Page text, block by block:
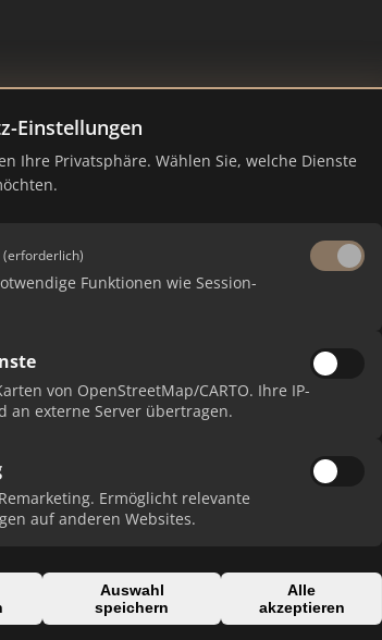
Einstellungen
Ihre Privatsphäre. Wählen Sie, welche Dienste
(erforderlich)
Funktionen wie Session-
von OpenStreetMap/CARTO. Ihre IP-
an externe Server übertragen.
Ermöglicht relevante
auf anderen Websites.
Auswahl
speichern
Alle
akzeptieren
Juli 2026
710